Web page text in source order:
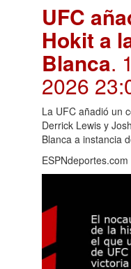
UFC
Hokit a
Blanca.
2026
La UFC añadió un
Derrick Lewis y
Blanca a instancia
ESPNdeportes.com